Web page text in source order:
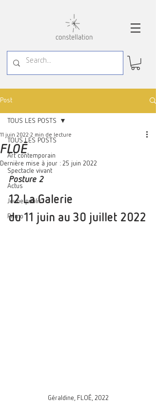
Post
TOUS LES POSTS
Art contemporain
Spectacle vivant
Actus
Jeune public
Primo
TOUS LES POSTS
FLOĒ
11 juin 2022 2 min de lecture
Dernière mise à jour : 25 juin 2022
Posture 2
12 La Galerie
du 11 juin au 30 juillet 2022
Géraldine, FLOĒ, 2022